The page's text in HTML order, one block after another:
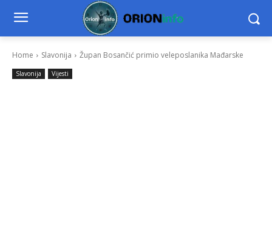
Home Slavonija Župan Bosančić primio veleposlanika Mađarske
Slavonija Vijesti